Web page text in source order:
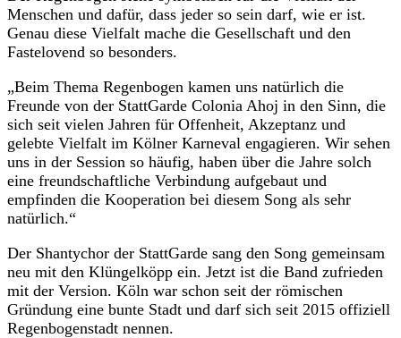
Menschen und dafür, dass jeder so sein darf, wie er ist.
Genau diese Vielfalt mache die Gesellschaft und den
Fastelovend so besonders.
„Beim Thema Regenbogen kamen uns natürlich die
Freunde von der StattGarde Colonia Ahoj in den Sinn, die
sich seit vielen Jahren für Offenheit, Akzeptanz und
gelebte Vielfalt im Kölner Karneval engagieren. Wir sehen
uns in der Session so häufig, haben über die Jahre solch
eine freundschaftliche Verbindung aufgebaut und
empfinden die Kooperation bei diesem Song als sehr
natürlich.“
Der Shantychor der StattGarde sang den Song gemeinsam
neu mit den Klüngelköpp ein. Jetzt ist die Band zufrieden
mit der Version. Köln war schon seit der römischen
Gründung eine bunte Stadt und darf sich seit 2015 offiziell
Regenbogenstadt nennen.